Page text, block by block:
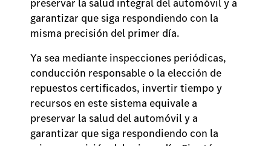
preservar la salud integral del automóvil y a
garantizar que siga respondiendo con la
misma precisión del primer día.
Ya sea mediante inspecciones periódicas,
conducción responsable o la elección de
repuestos certificados, invertir tiempo y
recursos en este sistema equivale a
preservar la salud del automóvil y a
garantizar que siga respondiendo con la